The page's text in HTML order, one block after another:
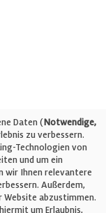
Daten (Notwendige,
zu verbessern.
Technologien von
und um ein
wir Ihnen relevantere
Außerdem,
Website abzustimmen.
um Erlaubnis,